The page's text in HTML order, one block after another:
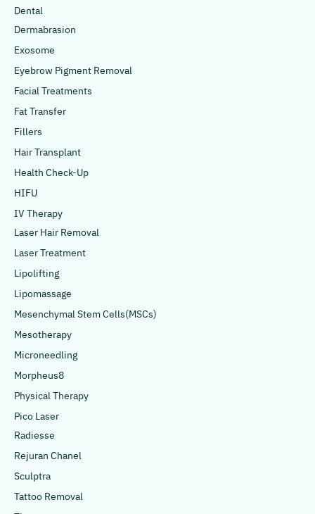
Dental
Dermabrasion
Exosome
Eyebrow Pigment Removal
Facial Treatments
Fat Transfer
Fillers
Hair Transplant
Health Check-Up
HIFU
IV Therapy
Laser Hair Removal
Laser Treatment
Lipolifting
Lipomassage
Mesenchymal Stem Cells(MSCs)
Mesotherapy
Microneedling
Morpheus8
Physical Therapy
Pico Laser
Radiesse
Rejuran Chanel
Sculptra
Tattoo Removal